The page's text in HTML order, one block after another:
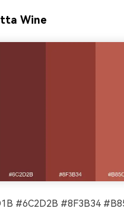
Wine
#6C2D2B #8F3B34